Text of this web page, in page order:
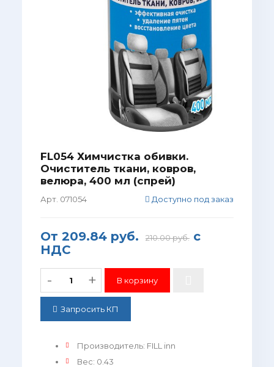
FL054 Химчистка обивки.
Очиститель ткани, ковров,
велюра, 400 мл (спрей)
Арт. 071054 Доступно под заказ
От 209.84 руб. 210.00 руб.с
НДС
- +
Запросить КП
Производитель: FILL inn
Вес: 0.43